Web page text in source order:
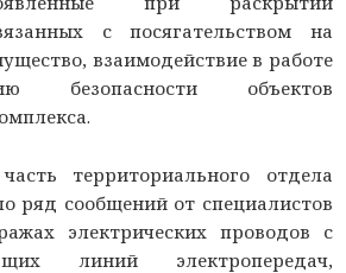
с посягательством на
взаимодействие в работе
безопасности объектов
территориального отдела
ряд сообщений от специалистов
электрических проводов с
линий электропередач,